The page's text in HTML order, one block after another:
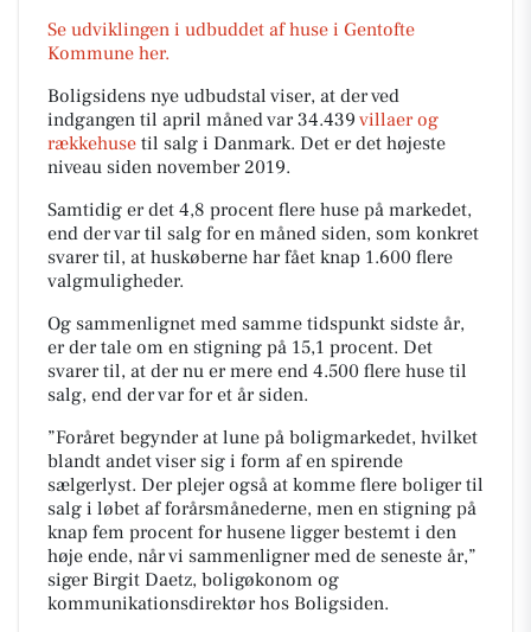
Se udviklingen i udbuddet af huse i Gentofte
Kommune her.
Boligsidens nye udbudstal viser, at der ved
indgangen til april måned var 34.439 villaer og
rækkehuse til salg i Danmark. Det er det højeste
niveau siden november 2019.
Samtidig er det 4,8 procent flere huse på markedet,
end der var til salg for en måned siden, som konkret
svarer til, at huskøberne har fået knap 1.600 flere
valgmuligheder.
Og sammenlignet med samme tidspunkt sidste år,
er der tale om en stigning på 15,1 procent. Det
svarer til, at der nu er mere end 4.500 flere huse til
salg, end der var for et år siden.
”Foråret begynder at lune på boligmarkedet, hvilket
blandt andet viser sig i form af en spirende
sælgerlyst. Der plejer også at komme flere boliger til
salg i løbet af forårsmånederne, men en stigning på
knap fem procent for husene ligger bestemt i den
høje ende, når vi sammenligner med de seneste år,”
siger Birgit Daetz, boligøkonom og
kommunikationsdirektør hos Boligsiden.